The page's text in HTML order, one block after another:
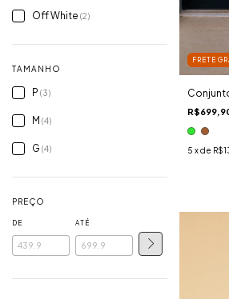
Off White (2)
TAMANHO
P (3)
M (4)
G (4)
PREÇO
DE ATÉ
FRETE
5 x de